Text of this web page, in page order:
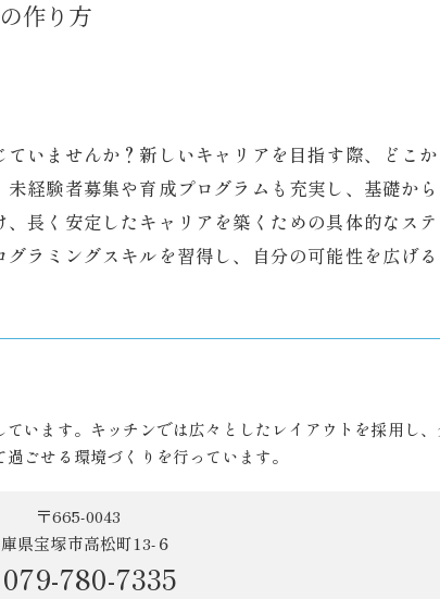
作り方
いませんか？新しいキャリアを目指す際、どこ
経験者募集や育成プログラムも充実し、基礎か
長く安定したキャリアを築くための具体的なス
ラミングスキルを習得し、自分の可能性を広げる
います。キッチンでは広々としたレイアウトを採用し
ごせる環境づくりを行っています。
〒665-0043
県宝塚市高松町13-６
079-780-7335